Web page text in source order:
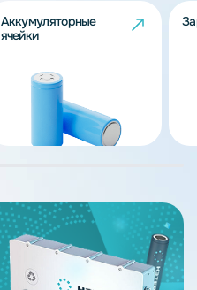
Аккумуляторные
ячейки